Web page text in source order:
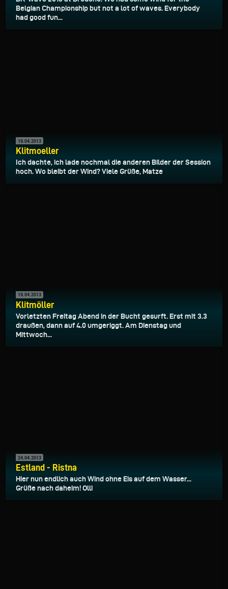
Belgian Championship but not a lot of waves. Everybody
had good fun...
19.04.2013
Klitmoeller
Ich dachte, ich lade nochmal die anderen Bilder der Session
hoch. Wo bleibt der Wind? Viele Grüße, Matze
19.04.2013
Klitmöller
Vorletzten Freitag Abend in der Bucht gesurft. Erst mit 3.3
draußen, dann auf 4.0 umgeriggt. Am Dienstag und
Mittwoch...
24.04.2013
Estland - Ristna
Hier nun endlich auch Wind ohne Eis auf dem Wasser...
Grüße nach daheim! Olli